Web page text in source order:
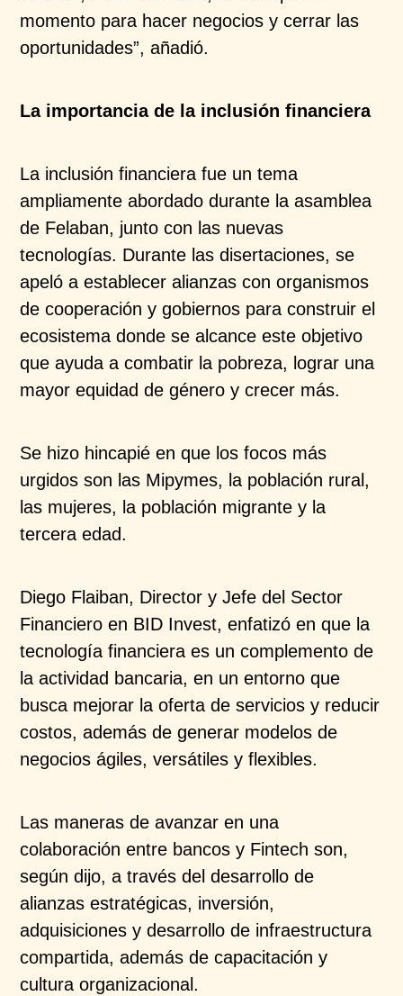
momento para hacer negocios y cerrar las
oportunidades”, añadió.
La importancia de la inclusión financiera
La inclusión financiera fue un tema
ampliamente abordado durante la asamblea
de Felaban, junto con las nuevas
tecnologías. Durante las disertaciones, se
apeló a establecer alianzas con organismos
de cooperación y gobiernos para construir el
ecosistema donde se alcance este objetivo
que ayuda a combatir la pobreza, lograr una
mayor equidad de género y crecer más.
Se hizo hincapié en que los focos más
urgidos son las Mipymes, la población rural,
las mujeres, la población migrante y la
tercera edad.
Diego Flaiban, Director y Jefe del Sector
Financiero en BID Invest, enfatizó en que la
tecnología financiera es un complemento de
la actividad bancaria, en un entorno que
busca mejorar la oferta de servicios y reducir
costos, además de generar modelos de
negocios ágiles, versátiles y flexibles.
Las maneras de avanzar en una
colaboración entre bancos y Fintech son,
según dijo, a través del desarrollo de
alianzas estratégicas, inversión,
adquisiciones y desarrollo de infraestructura
compartida, además de capacitación y
cultura organizacional.